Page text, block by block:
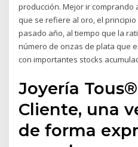
producción. Mejor ir comprando
que se refiere al oro, el
pasado año, al tiempo que la
número de onzas de plata que
con importantes stocks
Joyería
Cliente, una
de forma